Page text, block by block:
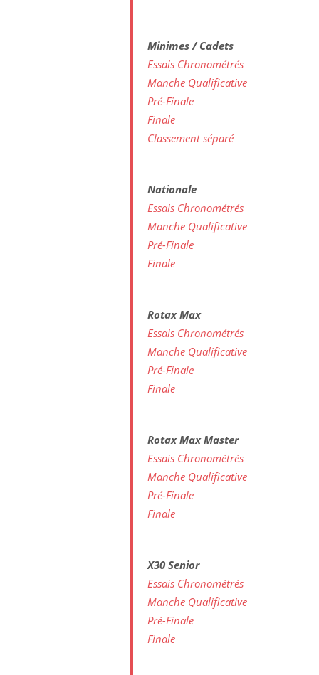
Minimes / Cadets
Essais Chronométrés
Manche Qualificative
Pré-Finale
Finale
Classement séparé
Nationale
Essais Chronométrés
Manche Qualificative
Pré-Finale
Finale
Rotax Max
Essais Chronométrés
Manche Qualificative
Pré-Finale
Finale
Rotax Max Master
Essais Chronométrés
Manche Qualificative
Pré-Finale
Finale
X30 Senior
Essais Chronométrés
Manche Qualificative
Pré-Finale
Finale